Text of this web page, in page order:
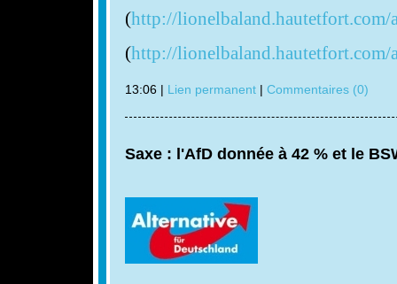
(http://lionelbaland.hautetfort.com/
(http://lionelbaland.hautetfort.com/
13:06 | Lien permanent| Commentaires (0)
Saxe : l'AfD donnée à 42 % et le